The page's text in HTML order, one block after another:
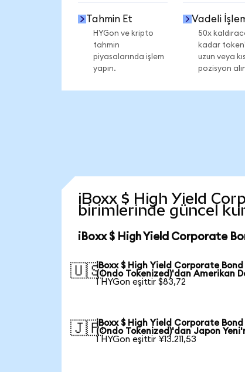
Tahmin Et
HYGon ve kripto
tahmin
piyasalarında işlem
yapın.
Vadeli
50x
kadar
uzun veya
pozisyon
iBoxx $ High Yield
birimlerinde güncel
iBoxx $ High Yield Corporate
🇺🇸iBoxx $ High Yield Corporate Bond
(Ondo Tokenized)'dan Amerikan
1 HYGon eşittir $83,72
🇯🇵iBoxx $ High Yield Corporate Bond
(Ondo Tokenized)'dan Japon
1 HYGon eşittir ¥13.211,53